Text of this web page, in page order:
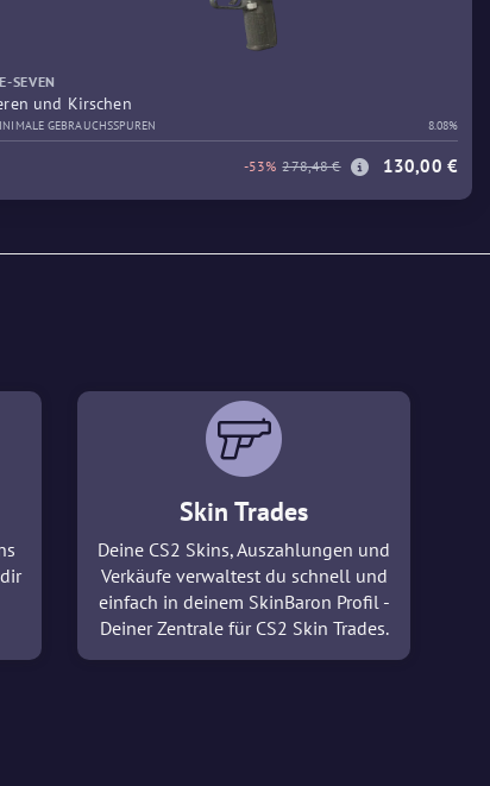
SEVEN
und Kirschen
GEBRAUCHSSPUREN 8.08%
-53% 278,48 € 130,00 €
Skin Trades
Deine CS2 Skins, Auszahlungen und
Verkäufe verwaltest du schnell und
einfach in deinem SkinBaron Profil -
Deiner Zentrale für CS2 Skin Trades.